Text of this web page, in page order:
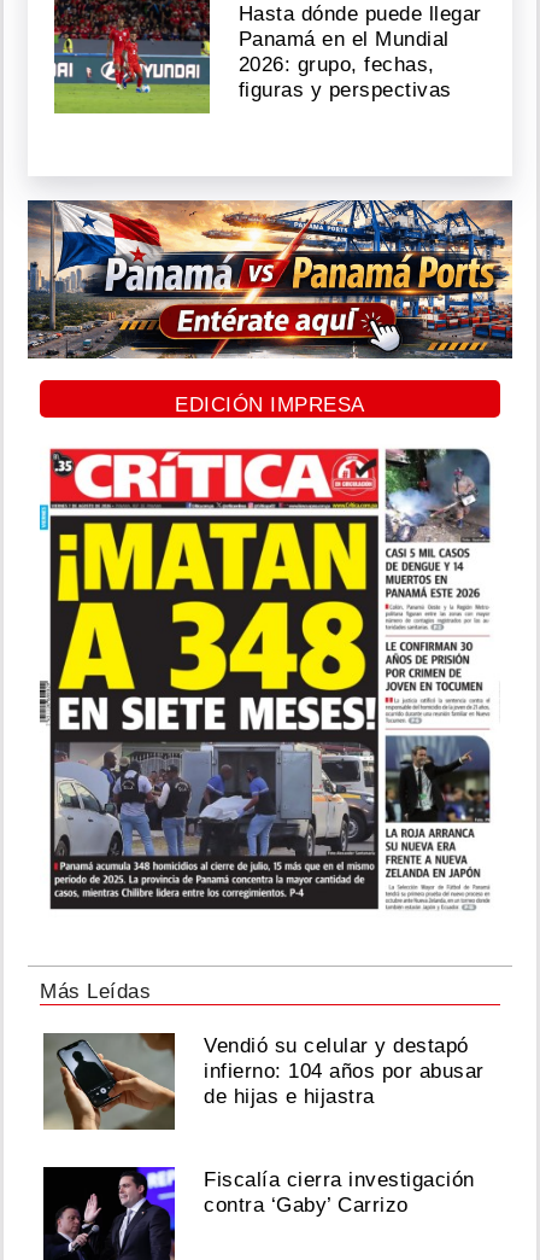
Hasta dónde puede llegar
Panamá en el Mundial
2026: grupo, fechas,
figuras y perspectivas
EDICIÓN IMPRESA
Más Leídas
Vendió su celular y destapó
infierno: 104 años por abusar
de hijas e hijastra
Fiscalía cierra investigación
contra ‘Gaby’ Carrizo